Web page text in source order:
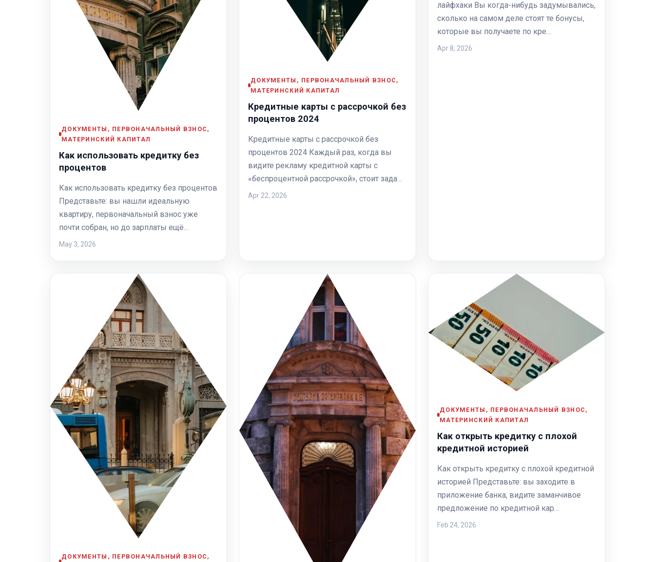
ДОКУМЕНТЫ, ПЕРВОНАЧАЛЬНЫЙ ВЗНОС,
МАТЕРИНСКИЙ КАПИТАЛ
Как использовать кредитку без
процентов
Как использовать кредитку без процентов
Представьте: вы нашли идеальную
квартиру, первоначальный взнос уже
почти собран, но до зарплаты ещё…
May 3, 2026
ДОКУМЕНТЫ, ПЕРВОНАЧАЛЬНЫЙ ВЗНОС,
МАТЕРИНСКИЙ КАПИТАЛ
Кредитные карты с рассрочкой без
процентов 2024
Кредитные карты с рассрочкой без
процентов 2024 Каждый раз, когда вы
видите рекламу кредитной карты с
«беспроцентной рассрочкой», стоит зада…
Apr 22, 2026
лайфхаки Вы когда-нибудь задумывались,
сколько на самом деле стоят те бонусы,
которые вы получаете по кре…
Apr 8, 2026
ДОКУМЕНТЫ, ПЕРВОНАЧАЛЬНЫЙ ВЗНОС,
ДОКУМЕНТЫ, ПЕРВОНАЧАЛЬНЫЙ ВЗНОС,
МАТЕРИНСКИЙ КАПИТАЛ
Как открыть кредитку с плохой
кредитной историей
Как открыть кредитку с плохой кредитной
историей Представьте: вы заходите в
приложение банка, видите заманчивое
предложение по кредитной кар…
Feb 24, 2026